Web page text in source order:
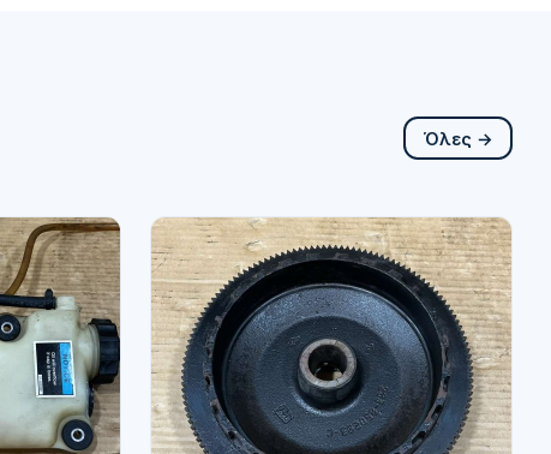
Όλες →